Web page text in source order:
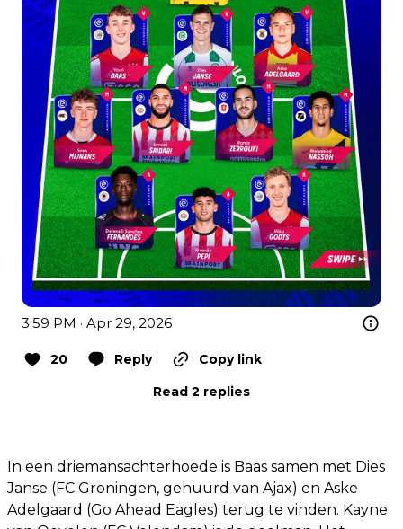
3:59 PM · Apr 29, 2026
20 Reply
Copy link
Read 2 replies
In een driemansachterhoede is Baas samen met Dies
Janse (FC Groningen, gehuurd van Ajax) en Aske
Adelgaard (Go Ahead Eagles) terug te vinden. Kayne